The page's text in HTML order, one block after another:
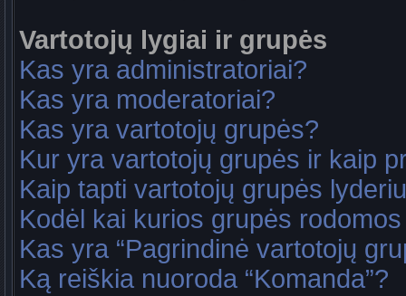
Vartotojų lygiai ir grupės
Kas yra administratoriai?
Kas yra moderatoriai?
Kas yra vartotojų grupės?
Kur yra vartotojų grupės ir kaip
Kaip tapti vartotojų grupės
Kodėl kai kurios grupės
Kas yra “Pagrindinė vartotojų
Ką reiškia nuoroda “Komanda”?